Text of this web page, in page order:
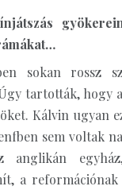
sokan rossz
tartották, hogy
Kálvin ugyan
sem voltak
anglikán
a reformációnak